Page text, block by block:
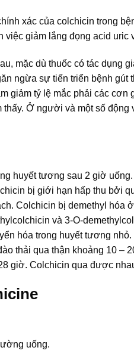
xác của colchicin trong
việc giảm lắng đọng acid
mặc dù thuốc có tác dụng
ngừa sự tiến triển bệnh
giảm tỷ lệ mắc phải các cơn
Ở người và một số
huyết tương sau 2 giờ
bị giới hạn hấp thu bởi
Colchicin bị demethyl hóa
và 3-O-
hóa trong huyết tương
thải qua thận khoảng 10 –
giờ. Colchicin qua được
uống.